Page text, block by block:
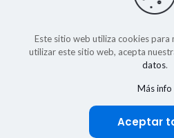
IAB México
Este sitio web utiliza cookies para
utilizar este sitio web, acepta
datos.
Más info
Aceptar